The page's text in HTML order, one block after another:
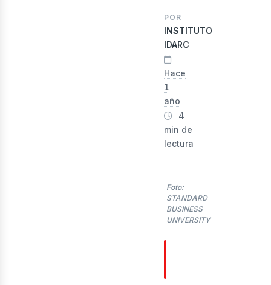
POR
INSTITUTO
IDARC
Hace
1
año
4
min de
lectura
Foto:
STANDARD
BUSINESS
UNIVERSITY